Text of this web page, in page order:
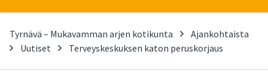
Tyrnävä – Mukavamman arjen kotikunta
Ajankohtaista
Uutiset
Terveyskeskuksen katon peruskorjaus